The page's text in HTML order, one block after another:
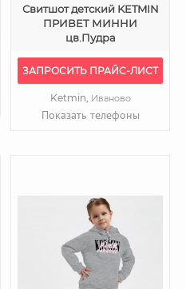
Свитшот детский KETMIN
ПРИВЕТ МИННИ
цв.Пудра
ЗАПРОСИТЬ ПРАЙС-ЛИСТ
Ketmin, Иваново
Показать телефоны